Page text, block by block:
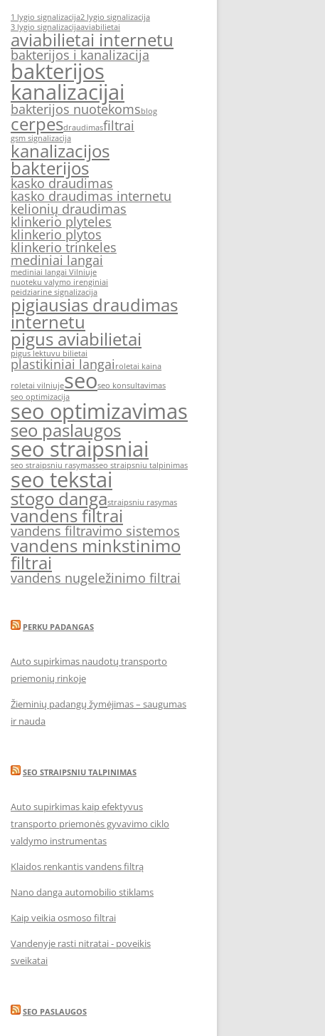
1 lygio signalizacija2 lygio signalizacija
3 lygio signalizacijaaviabilietai
aviabilietai internetu
bakterijos i kanalizacija
bakterijos
kanalizacijai
bakterijos nuotekomsblog
cerpesdraudimasfiltrai
gsm signalizacija
kanalizacijos
bakterijos
kasko draudimas
kasko draudimas internetu
kelionių draudimas
klinkerio plyteles
klinkerio plytos
klinkerio trinkeles
mediniai langai
mediniai langai Vilniuje
nuoteku valymo irenginiai
peidziarine signalizacija
pigiausias draudimas
internetu
pigus aviabilietai
pigus lektuvu bilietai
plastikiniai langai roletai kaina
roletai vilniujeseoseo konsultavimas
seo optimizacija
seo optimizavimas
seo paslaugos
seo straipsniai
seo straipsniu rasymasseo straipsniu talpinimas
seo tekstai
stogo dangastraipsniu rasymas
vandens filtrai
vandens filtravimo sistemos
vandens minkstinimo
filtrai
vandens nugeležinimo filtrai
PERKU PADANGAS
Auto supirkimas naudotų transporto
priemonių rinkoje
Žieminių padangų žymėjimas – saugumas
ir nauda
SEO STRAIPSNIU TALPINIMAS
Auto supirkimas kaip efektyvus
transporto priemonės gyvavimo ciklo
valdymo instrumentas
Klaidos renkantis vandens filtrą
Nano danga automobilio stiklams
Kaip veikia osmoso filtrai
Vandenyje rasti nitratai - poveikis
sveikatai
SEO PASLAUGOS